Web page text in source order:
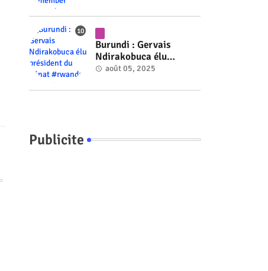
Burundi : Gervais
Ndirakobuca élu
président du Sénat
août 05, 2025
Publicite